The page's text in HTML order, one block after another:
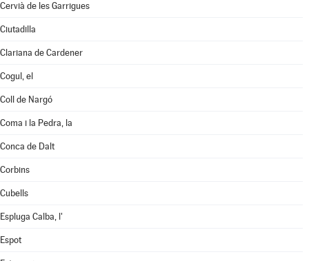
Cervià de les Garrigues
Ciutadilla
Clariana de Cardener
Cogul, el
Coll de Nargó
Coma i la Pedra, la
Conca de Dalt
Corbins
Cubells
Espluga Calba, l'
Espot